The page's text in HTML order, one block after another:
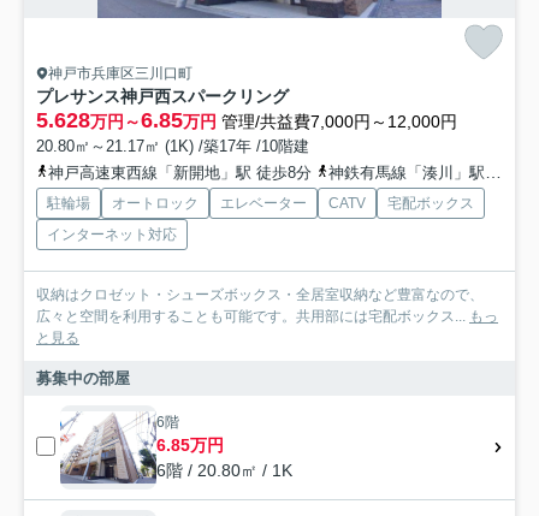
神戸市兵庫区三川口町
プレサンス神戸西スパークリング
5.628万円～6.85万円 管理/共益費7,000円～12,000円
20.80㎡～21.17㎡ (1K) /築17年 /10階建
神戸高速東西線「新開地」駅 徒歩8分
神鉄有馬線「湊川」駅 徒歩13分
駐輪場 オートロック エレベーター CATV
宅配ボックス
インターネット対応
収納はクロゼット・シューズボックス・全居室収納など豊富なので、
広々と空間を利用することも可能です。共用部には宅配ボックス...
もっ
と見る
募集中の部屋
6階
6.85万円
6階 / 20.80㎡ / 1K